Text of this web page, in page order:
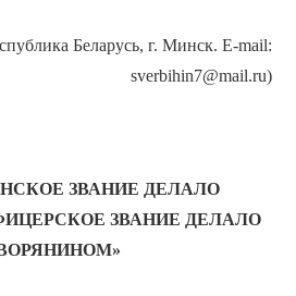
Беларусь, г. Минск. E-mail:
sverbihin7@mail.ru)
ЗВАНИЕ ДЕЛАЛО
ЗВАНИЕ ДЕЛАЛО